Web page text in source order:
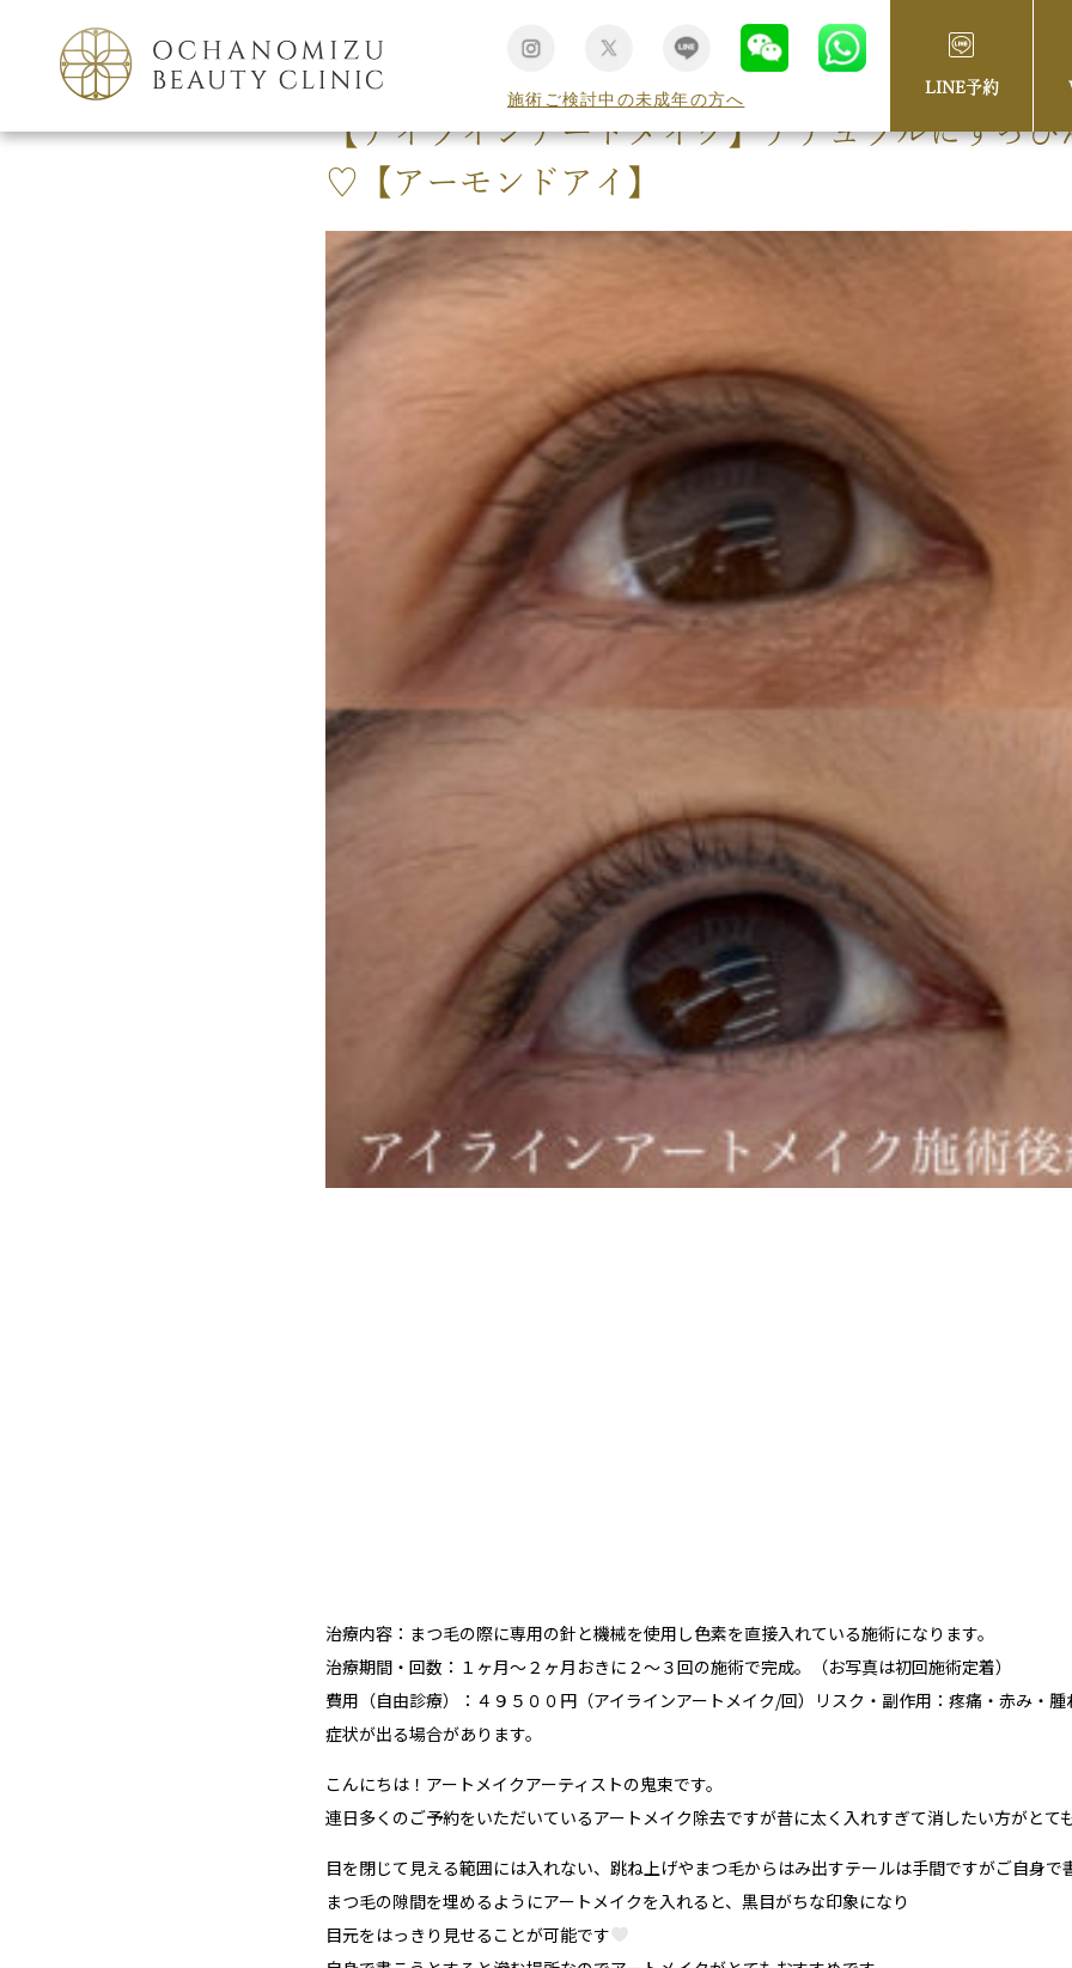
施術ご検討中の未成年の方へ
LINE予約
TOP アートメイク
【アイラインアートメイク】ナチュラルにすっぴ
♡【アーモンドアイ】
治療内容：まつ毛の際に専用の針と機械を使用し色素を直接入れている施術になります。
治療期間・回数：１ヶ月〜２ヶ月おきに２〜３回の施術で完成。（お写真は初回施術定着）
費用（自由診療）：４９５００円（アイラインアートメイク/回）リスク・副作用：疼痛・赤み・
症状が出る場合があります。
こんにちは！アートメイクアーティストの鬼束です。
連日多くのご予約をいただいているアートメイク除去ですが昔に太く入れすぎて消したい方がとて
目を閉じて見える範囲には入れない、跳ね上げやまつ毛からはみ出すテールは手間ですがご自身で
まつ毛の隙間を埋めるようにアートメイクを入れると、黒目がちな印象になり
目元をはっきり見せることが可能です